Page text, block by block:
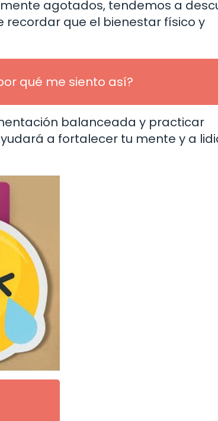
agotados, tendemos a
recordar que el bienestar físico y
qué me siento así?
balanceada y practicar
a fortalecer tu mente y a